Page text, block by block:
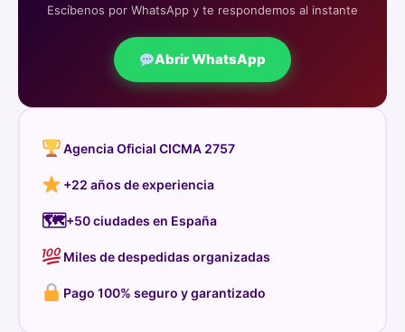
Escíbenos por WhatsApp y te respondemos al instante
Abrir WhatsApp
Agencia Oficial CICMA 2757
+22 años de experiencia
🗺+50 ciudades en España
Miles de despedidas organizadas
Pago 100% seguro y garantizado